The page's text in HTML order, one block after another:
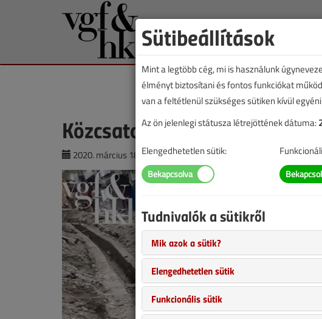
Közcsatorna Nepálban
2020. március 18. | Lantos Tivadar
Sütibeállítások
Mint a legtöbb cég, mi is használunk
élményt biztosítani és fontos funkciókat
van a feltétlenül szükséges sütiken kívül
Az ön jelenlegi státusza létrejöttének dátuma:
Elengedhetetlen sütik:
Tudnivalók a sütikről
Mik azok a sütik?
Elengedhetetlen sütik
Funkcionális sütik